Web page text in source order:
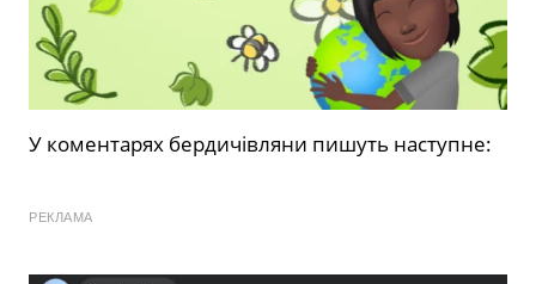
У коментарях бердичівляни пишуть наступне:
РЕКЛАМА